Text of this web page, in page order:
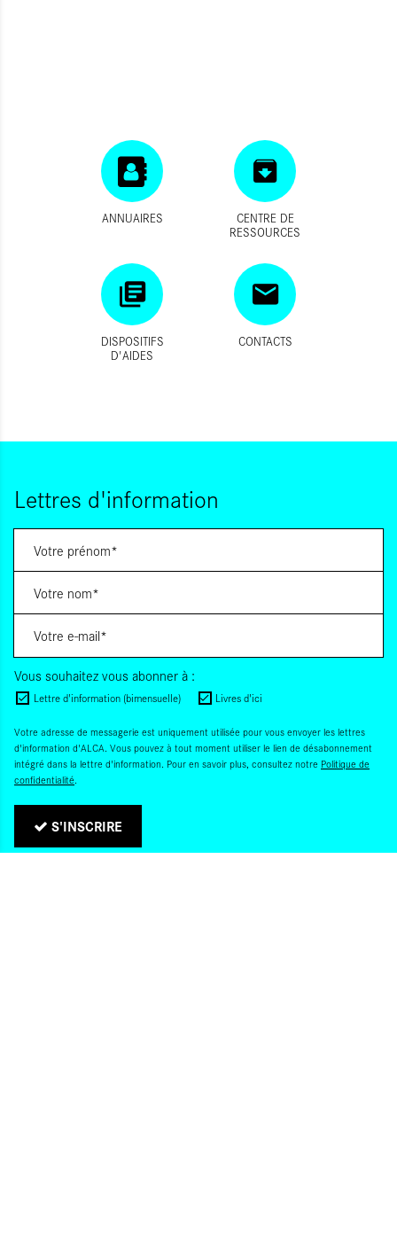
ANNUAIRES
CENTRE DE
RESSOURCES
DISPOSITIFS
D'AIDES
CONTACTS
Lettres d'information
Vous souhaitez vous abonner à :
Lettre d'information (bimensuelle) Livres d'ici
Votre adresse de messagerie est uniquement utilisée pour vous envoyer les lettres
d'information d'ALCA. Vous pouvez à tout moment utiliser le lien de désabonnement
intégré dans la lettre d'information. Pour en savoir plus, consultez notre Politique de
confidentialité.
S'INSCRIRE